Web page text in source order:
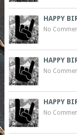
HAPPY
No
HAPPY
No
HAPPY
No